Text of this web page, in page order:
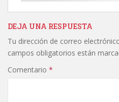
DEJA UNA RESPUESTA
Tu dirección de correo
campos obligatorios están
Comentario *